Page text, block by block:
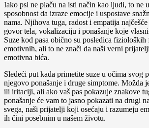
Iako psi ne plaču na isti način kao ljudi, to ne
sposobnost da izraze emocije i uspostave
nama. Njihova tuga, radost i empatija
govor tela, vokalizaciju i ponašanje koje
Suze kod pasa obično su posledica fizioloških
emotivnih, ali to ne znači da naši verni
emotivna bića.
Sledeći put kada primetite suze u očima svog
njegovo ponašanje i druge simptome. Možda
ili iritaciji, ali ako vaš pas pokazuje znakove
ponašanje će vam to jasno pokazati na drugi
svega, naši prijatelji koji osećaju i razumeju
ih čini posebnim u našem životu.